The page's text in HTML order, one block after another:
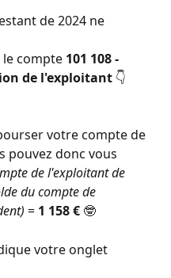
de 2024 ne
le compte 101 108 -
de l'exploitant 👇
votre compte de
pouvez donc vous
de l'exploitant de
du compte de
= 1 158 € 🤓
votre onglet